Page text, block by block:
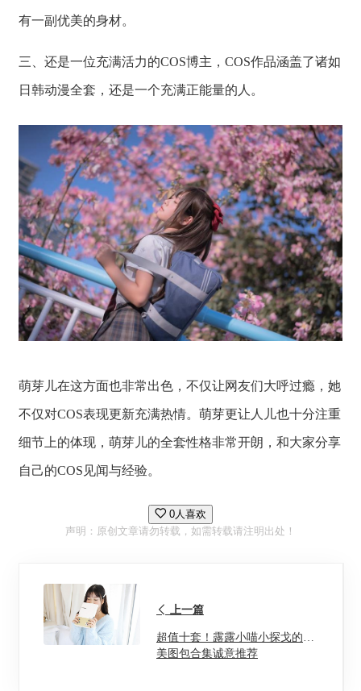
有一副优美的身材。
三、还是一位充满活力的COS博主，COS作品涵盖了诸如
日韩动漫全套，还是一个充满正能量的人。
萌芽儿在这方面也非常出色，不仅让网友们大呼过瘾，她
不仅对COS表现更新充满热情。萌芽更让人儿也十分注重
细节上的体现，萌芽儿的全套性格非常开朗，和大家分享
自己的COS见闻与经验。
0人喜欢
声明：原创文章请勿转载，如需转载请注明出处！
上一篇
超值十套！露露小喵小探戈的精
美图包合集诚意推荐